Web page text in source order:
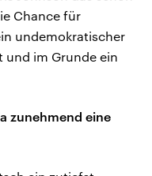
Chance für
undemokratischer
und im Grunde ein
zunehmend eine